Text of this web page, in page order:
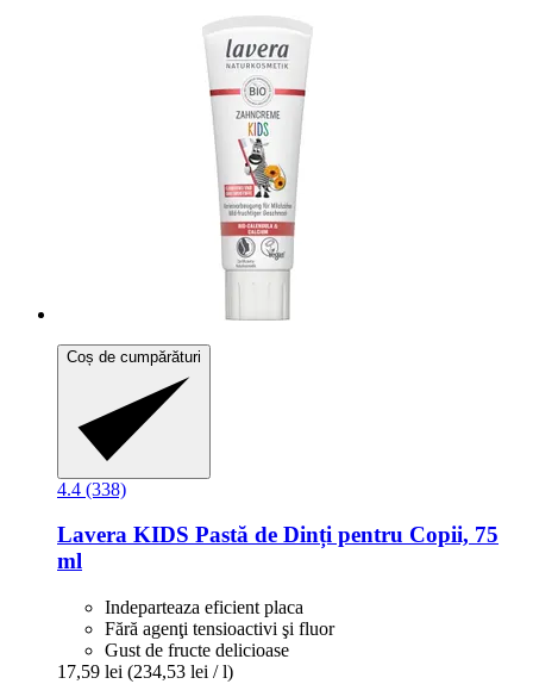
Coș de cumpărături
4.4 (338)
Lavera KIDS Pastă de Dinți pentru Copii, 75
ml
Indeparteaza eficient placa
Fără agenţi tensioactivi şi fluor
Gust de fructe delicioase
17,59 lei (234,53 lei / l)